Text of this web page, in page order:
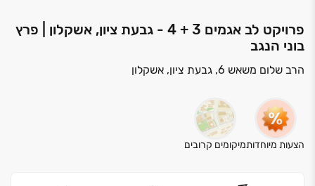
פרויקט לב אגמים 3 + 4 - גבעת ציון, אשקלון | פרץ
בוני הנגב
הרב שלום משאש 6, גבעת ציון, אשקלון
הצעות מיוחדותמיקומים קרובים